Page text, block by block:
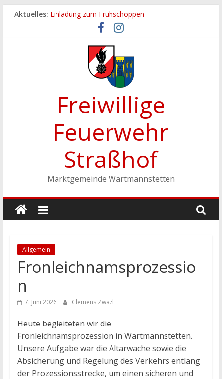
ZumAktuelles: Einladung zum Frühschoppen
Dichtheitsprobe der Löschleitungen
Fronleichnamsprozession
Feuerwehrfest 2026
Ferienspiel der Marktgemeinde Wartmannstetten
Freiwillige
Feuerwehr
Straßhof
Marktgemeinde Wartmannstetten
Allgemein
Fronleichnamsprozessio
n
7. Juni 2026 Clemens Zwazl
Heute begleiteten wir die
Fronleichnamsprozession in Wartmannstetten.
Unsere Aufgabe war die Altarwache sowie die
Absicherung und Regelung des Verkehrs entlang
der Prozessionsstrecke, um einen sicheren und